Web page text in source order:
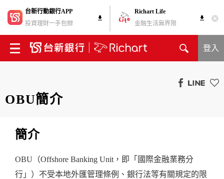
台新行動銀行APP
投資理財一手包辦
Richart Life
金融生活無界限
登入
OBU簡介
簡介
OBU（Offshore Banking Unit，即「國際金融業務分
行」）不受本地外匯管理條例、銀行法等有關規定的限